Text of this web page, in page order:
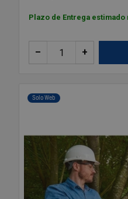
Plazo de Entrega
+
–
Solo Web